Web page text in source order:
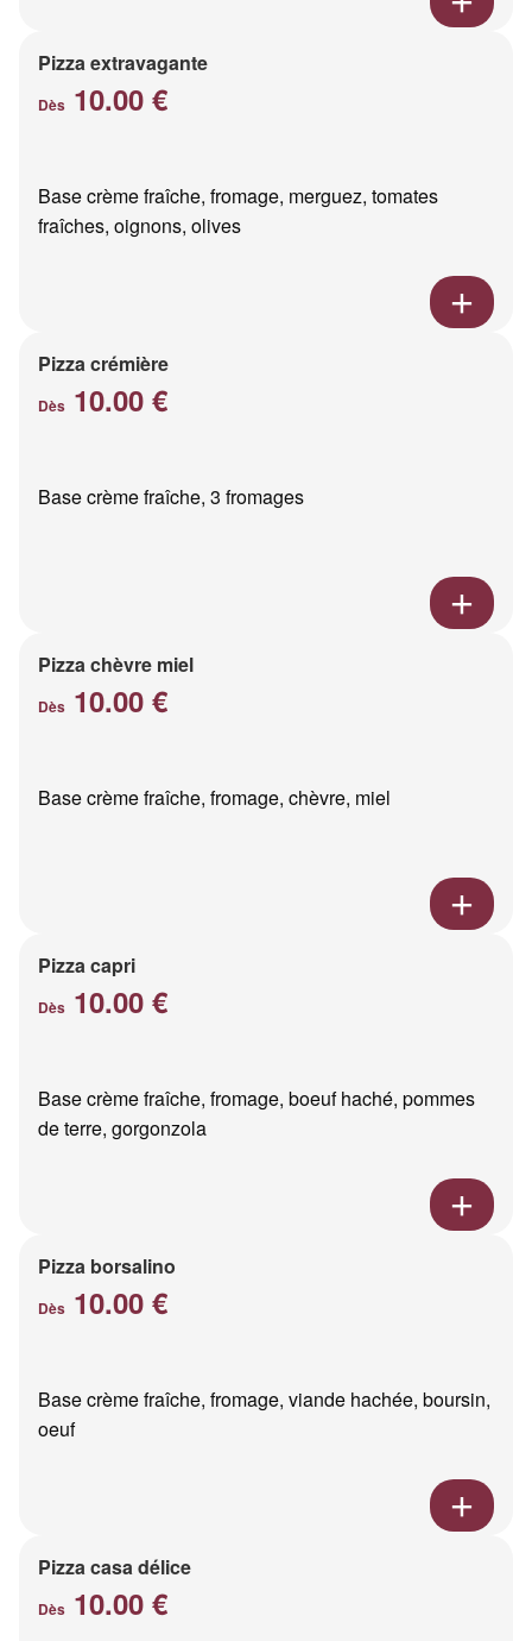
Pizza extravagante
Dès 10.00 €
Base crème fraîche, fromage, merguez, tomates
fraîches, oignons, olives
Pizza crémière
Dès 10.00 €
Base crème fraîche, 3 fromages
Pizza chèvre miel
Dès 10.00 €
Base crème fraîche, fromage, chèvre, miel
Pizza capri
Dès 10.00 €
Base crème fraîche, fromage, boeuf haché, pommes
de terre, gorgonzola
Pizza borsalino
Dès 10.00 €
Base crème fraîche, fromage, viande hachée, boursin,
oeuf
Pizza casa délice
Dès 10.00 €